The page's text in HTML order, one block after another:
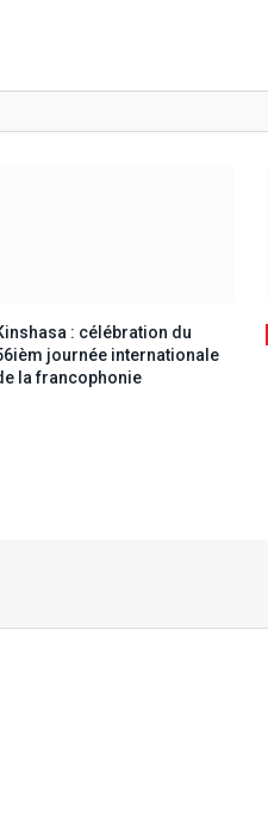
: célébration du
journée internationale
la francophonie